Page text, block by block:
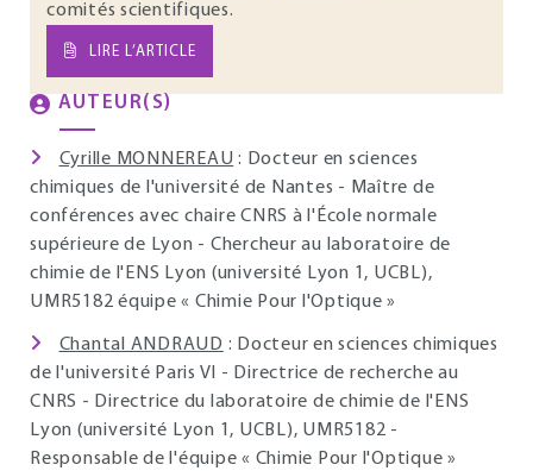
comités scientifiques.
LIRE L’ARTICLE
AUTEUR(S)
Cyrille MONNEREAU : Docteur en sciences
chimiques de l'université de Nantes - Maître de
conférences avec chaire CNRS à l'École normale
supérieure de Lyon - Chercheur au laboratoire de
chimie de l'ENS Lyon (université Lyon 1, UCBL),
UMR5182 équipe « Chimie Pour l'Optique »
Chantal ANDRAUD : Docteur en sciences chimiques
de l'université Paris VI - Directrice de recherche au
CNRS - Directrice du laboratoire de chimie de l'ENS
Lyon (université Lyon 1, UCBL), UMR5182 -
Responsable de l'équipe « Chimie Pour l'Optique »